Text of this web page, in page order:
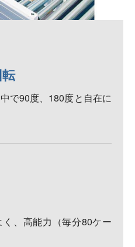
で90度、180度と自在に
、高能力（毎分80ケー